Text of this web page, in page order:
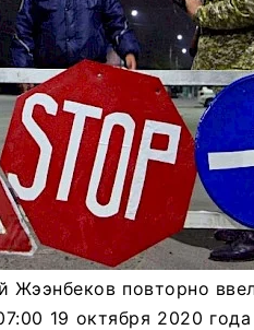
Жээнбеков повторно
19 октября 2020